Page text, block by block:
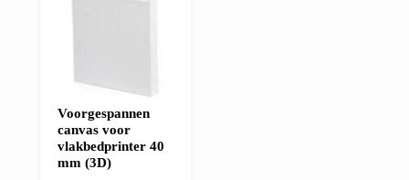
Voorgespannen
canvas voor
vlakbedprinter 40
mm (3D)